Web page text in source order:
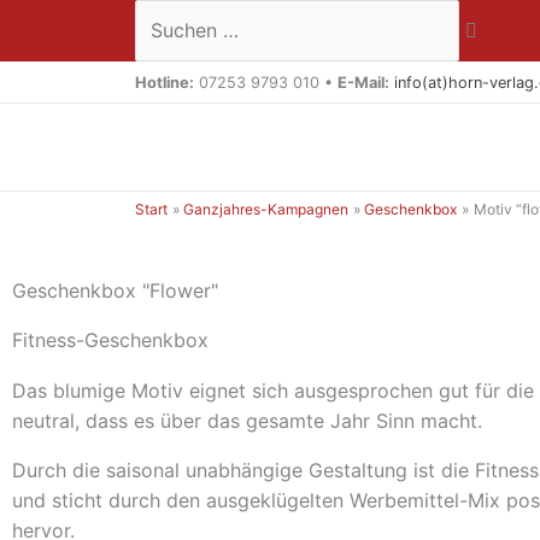
Suchen …
Hotline: 07253 9793 010 • E-Mail: info(at)horn-
Start Ganzjahres-Kampagnen Geschenkbox Motiv
Geschenkbox "Flower"
Fitness-Geschenkbox
Das blumige Motiv eignet sich ausgesprochen gut für
neutral, dass es über das gesamte Jahr Sinn macht.
Durch die saisonal unabhängige Gestaltung ist die
und sticht durch den ausgeklügelten Werbemittel-Mix
hervor.